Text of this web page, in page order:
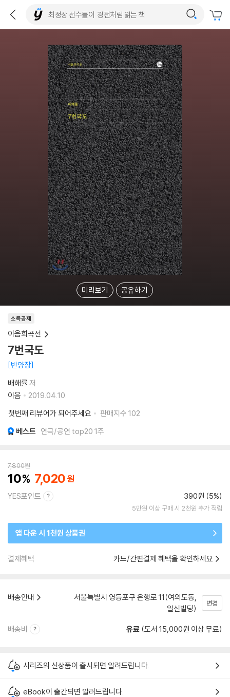
미리보기 공유하기
소득공제
이음희곡선
7번국도
반양장
배해률 저
이음
2019.04.10.
첫번째 리뷰어가 되어주세요
판매지수 102
베스트 연극/공연 top20 1주
7,800원
10 7,020
YES포인트 390원 (5%)
5만원 이상 구매 시 2천원 추가 적립
앱 다운 시 1천원 상품권
결제혜택 카드/간편결제 혜택을 확인하세요
배송안내
서울특별시 영등포구 은행로 11(여의도동,
일신빌딩)
변경
배송비 유료 (도서 15,000원 이상 무료)
시리즈의 신상품이 출시되면 알려드립니다.
eBook이 출간되면 알려드립니다.